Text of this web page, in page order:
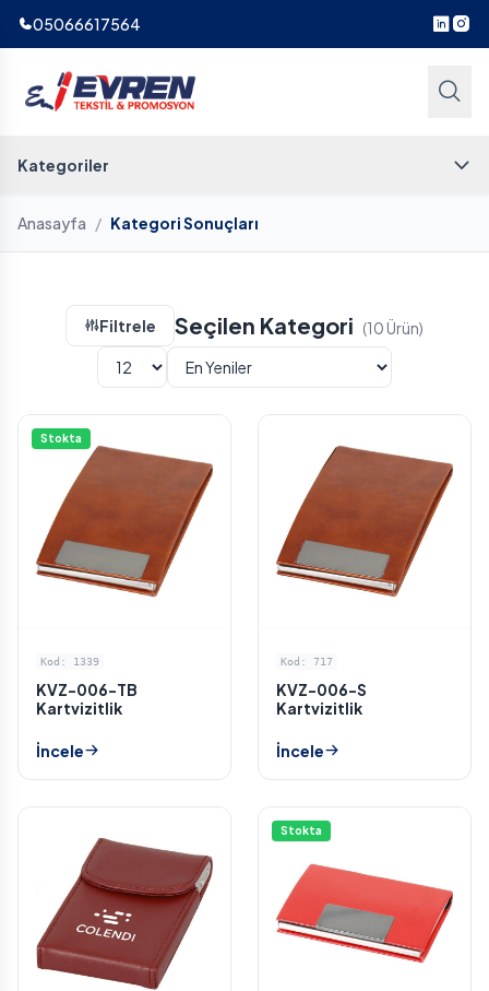
05066617564
Kategoriler
Anasayfa / Kategori Sonuçları
Filtrele Seçilen Kategori (10 Ürün)
Stokta
Kod: 1339
KVZ-006-TB
Kartvizitlik
İncele
Kod: 717
KVZ-006-S
Kartvizitlik
İncele
Stokta